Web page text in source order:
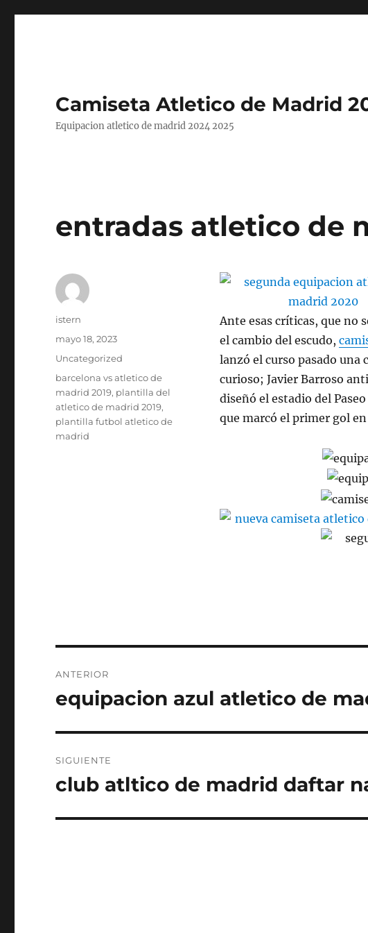
Camiseta Atletico de Madrid
Equipacion atletico de madrid 2024 2025
entradas atletico de
Ante esas críticas, que no
el cambio del escudo,
lanzó el curso pasado una
curioso; Javier Barroso
diseñó el estadio del
que marcó el primer gol
Autor
istern
Publicado
mayo 18, 2023
Categorías
Uncategorized
Etiquetas
barcelona vs atletico de
madrid 2019, plantilla del
atletico de madrid 2019,
plantilla futbol atletico de
madrid
de
ANTERIOR
Entrada
equipacion azul atletico de
SIGUIENTE
Entrada
club atltico de madrid daftar